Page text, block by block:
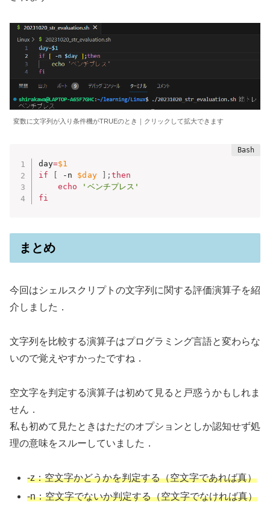
変数に文字列が入り条件機がTRUEのとき｜クリックして拡大できます
day=$1
if
-n $day ;then
echo
'ベンチプレス'
fi
まとめ
今回はシェルスクリプトの文字列に関する評価演算子を紹
介しました．
文字列を比較する演算子はプログラミング言語と変わらな
いので覚えやすかったですね．
空文字を判定する演算子は初めて見ると戸惑うかもしれま
せん．
私も初めて見たときはただのオプションとしか認知せず処
理の意味をスルーしていました．
-z：空文字かどうかを判定する（空文字であれば真）
-n：空文字でないか判定する（空文字でなければ真）